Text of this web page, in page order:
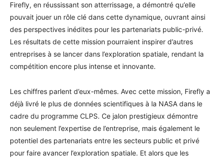
Firefly, en réussissant son atterrissage, a démontré qu’elle
pouvait jouer un rôle clé dans cette dynamique, ouvrant ainsi
des perspectives inédites pour les partenariats public-privé.
Les résultats de cette mission pourraient inspirer d’autres
entreprises à se lancer dans l’exploration spatiale, rendant la
compétition encore plus intense et innovante.
Les chiffres parlent d’eux-mêmes. Avec cette mission, Firefly a
déjà livré le plus de données scientifiques à la NASA dans le
cadre du programme CLPS. Ce jalon prestigieux démontre
non seulement l’expertise de l’entreprise, mais également le
potentiel des partenariats entre les secteurs public et privé
pour faire avancer l’exploration spatiale. Et alors que les